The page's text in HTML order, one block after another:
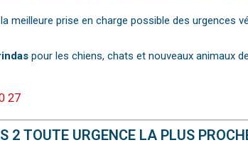
meilleure prise en charge possible des urgences
pour les chiens, chats et nouveaux animaux
27
2 TOUTE URGENCE LA PLUS